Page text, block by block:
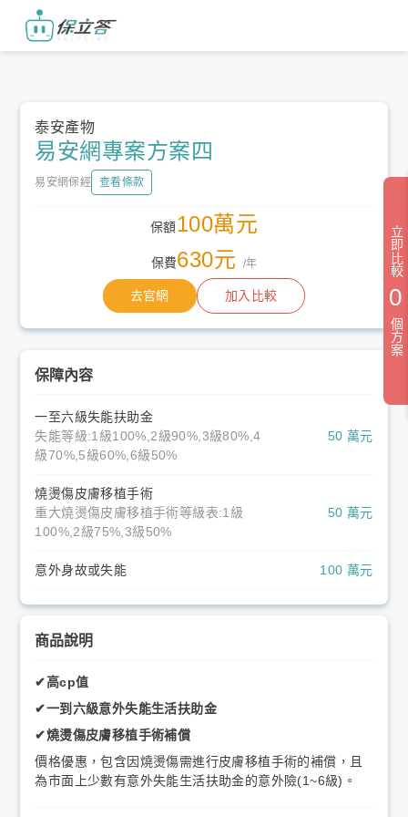
泰安產物
易安網專案方案四
易安網保經 查看條款
保額100萬元
保費630元 /年
去官網 加入比較
保障內容
一至六級失能扶助金
失能等級:1級100%,2級90%,3級80%,4
級70%,5級60%,6級50%
50 萬元
燒燙傷皮膚移植手術
重大燒燙傷皮膚移植手術等級表:1級
100%,2級75%,3級50%
50 萬元
意外身故或失能 100 萬元
商品說明
✔高cp值
✔一到六級意外失能生活扶助金
✔燒燙傷皮膚移植手術補償
價格優惠，包含因燒燙傷需進行皮膚移植手術的補償，且
為市面上少數有意外失能生活扶助金的意外險(1~6級)。
立即比較
0
個方案